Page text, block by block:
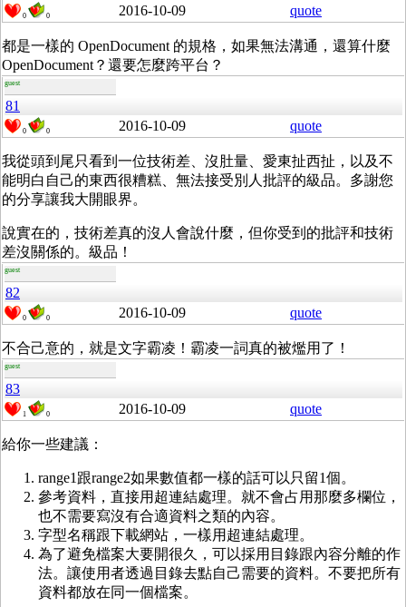
0 0 2016-10-09 quote
都是一樣的 OpenDocument 的規格，如果無法溝通，還算什麼
OpenDocument？還要怎麼跨平台？
guest
81
0 0 2016-10-09 quote
我從頭到尾只看到一位技術差、沒肚量、愛東扯西扯，以及不
能明白自己的東西很糟糕、無法接受別人批評的級品。多謝您
的分享讓我大開眼界。
說實在的，技術差真的沒人會說什麼，但你受到的批評和技術
差沒關係的。級品！
guest
82
0 0 2016-10-09 quote
不合己意的，就是文字霸凌！ 霸凌一詞真的被爁用了！
guest
83
1 0 2016-10-09 quote
給你一些建議：
range1跟range2如果數值都一樣的話可以只留1個。
參考資料，直接用超連結處理。就不會占用那麼多欄位，
也不需要寫沒有合適資料之類的內容。
字型名稱跟下載網站，一樣用超連結處理。
為了避免檔案大要開很久，可以採用目錄跟內容分離的作
法。讓使用者透過目錄去點自己需要的資料。不要把所有
資料都放在同一個檔案。